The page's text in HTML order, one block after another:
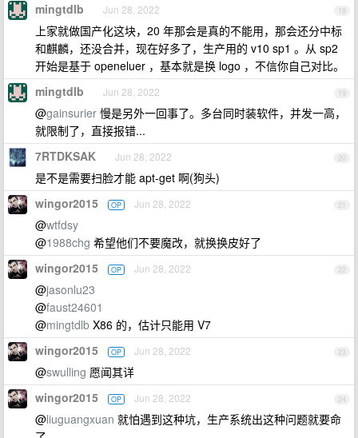
18
mingtdlb Jun 28, 2022
上家就做国产化这块，20 年那会是真的不能用，那会还分中标
和麒麟，还没合并，现在好多了，生产用的 v10 sp1 。从 sp2
开始是基于 openeluer ，基本就是换 logo ，不信你自己对比。
19
mingtdlb Jun 28, 2022
@gainsurier 慢是另外一回事了。多台同时装软件，并发一高，
就限制了，直接报错...
20
7RTDKSAK Jun 28, 2022
是不是需要扫脸才能 apt-get 啊(狗头)
21
wingor2015 OP Jun 28, 2022
@wtfdsy
@1988chg 希望他们不要魔改，就换换皮好了
22
wingor2015 OP Jun 28, 2022
@jasonlu23
@faust24601
@mingtdlb X86 的，估计只能用 V7
23
wingor2015 OP Jun 28, 2022
@swulling 愿闻其详
24
wingor2015 OP Jun 28, 2022
@liuguangxuan 就怕遇到这种坑，生产系统出这种问题就要命